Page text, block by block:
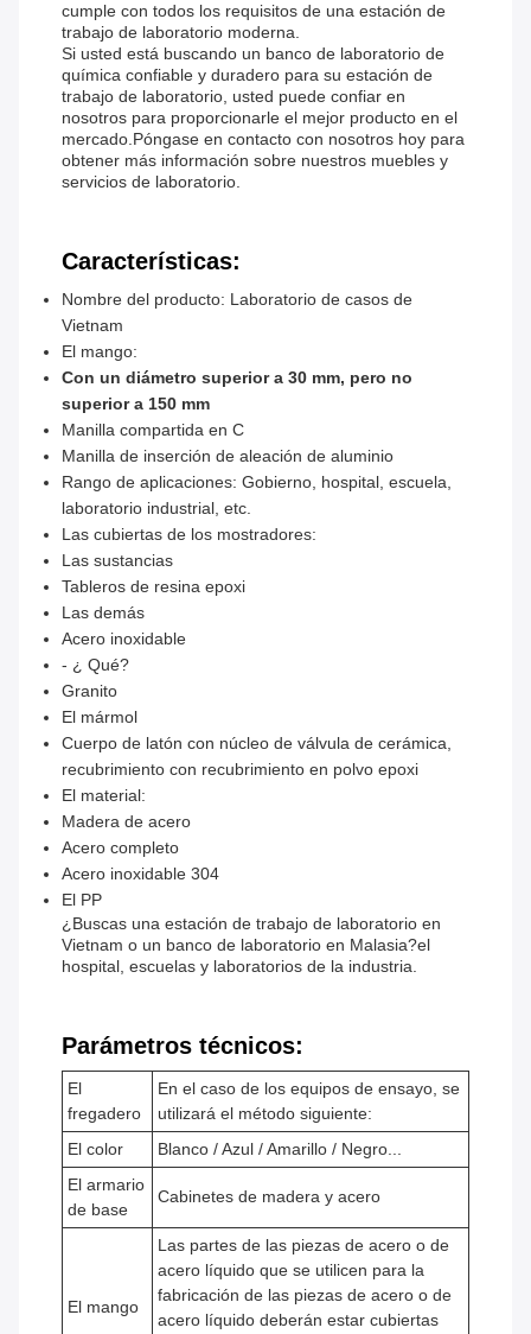
cumple con todos los requisitos de una estación de
trabajo de laboratorio moderna.
Si usted está buscando un banco de laboratorio de
química confiable y duradero para su estación de
trabajo de laboratorio, usted puede confiar en
nosotros para proporcionarle el mejor producto en el
mercado.Póngase en contacto con nosotros hoy para
obtener más información sobre nuestros muebles y
servicios de laboratorio.
Características:
Nombre del producto: Laboratorio de casos de
Vietnam
El mango:
Con un diámetro superior a 30 mm, pero no
superior a 150 mm
Manilla compartida en C
Manilla de inserción de aleación de aluminio
Rango de aplicaciones: Gobierno, hospital, escuela,
laboratorio industrial, etc.
Las cubiertas de los mostradores:
Las sustancias
Tableros de resina epoxi
Las demás
Acero inoxidable
- ¿ Qué?
Granito
El mármol
Cuerpo de latón con núcleo de válvula de cerámica,
recubrimiento con recubrimiento en polvo epoxi
El material:
Madera de acero
Acero completo
Acero inoxidable 304
El PP
¿Buscas una estación de trabajo de laboratorio en
Vietnam o un banco de laboratorio en Malasia?el
hospital, escuelas y laboratorios de la industria.
Parámetros técnicos:
El
fregadero
En el caso de los equipos de ensayo, se
utilizará el método siguiente:
El color
Blanco / Azul / Amarillo / Negro...
El armario
de base
Cabinetes de madera y acero
El mango
Las partes de las piezas de acero o de
acero líquido que se utilicen para la
fabricación de las piezas de acero o de
acero líquido deberán estar cubiertas